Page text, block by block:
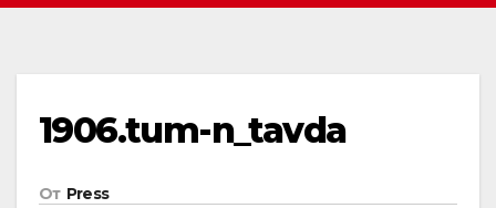
1906.tum-n_tavda
От Press